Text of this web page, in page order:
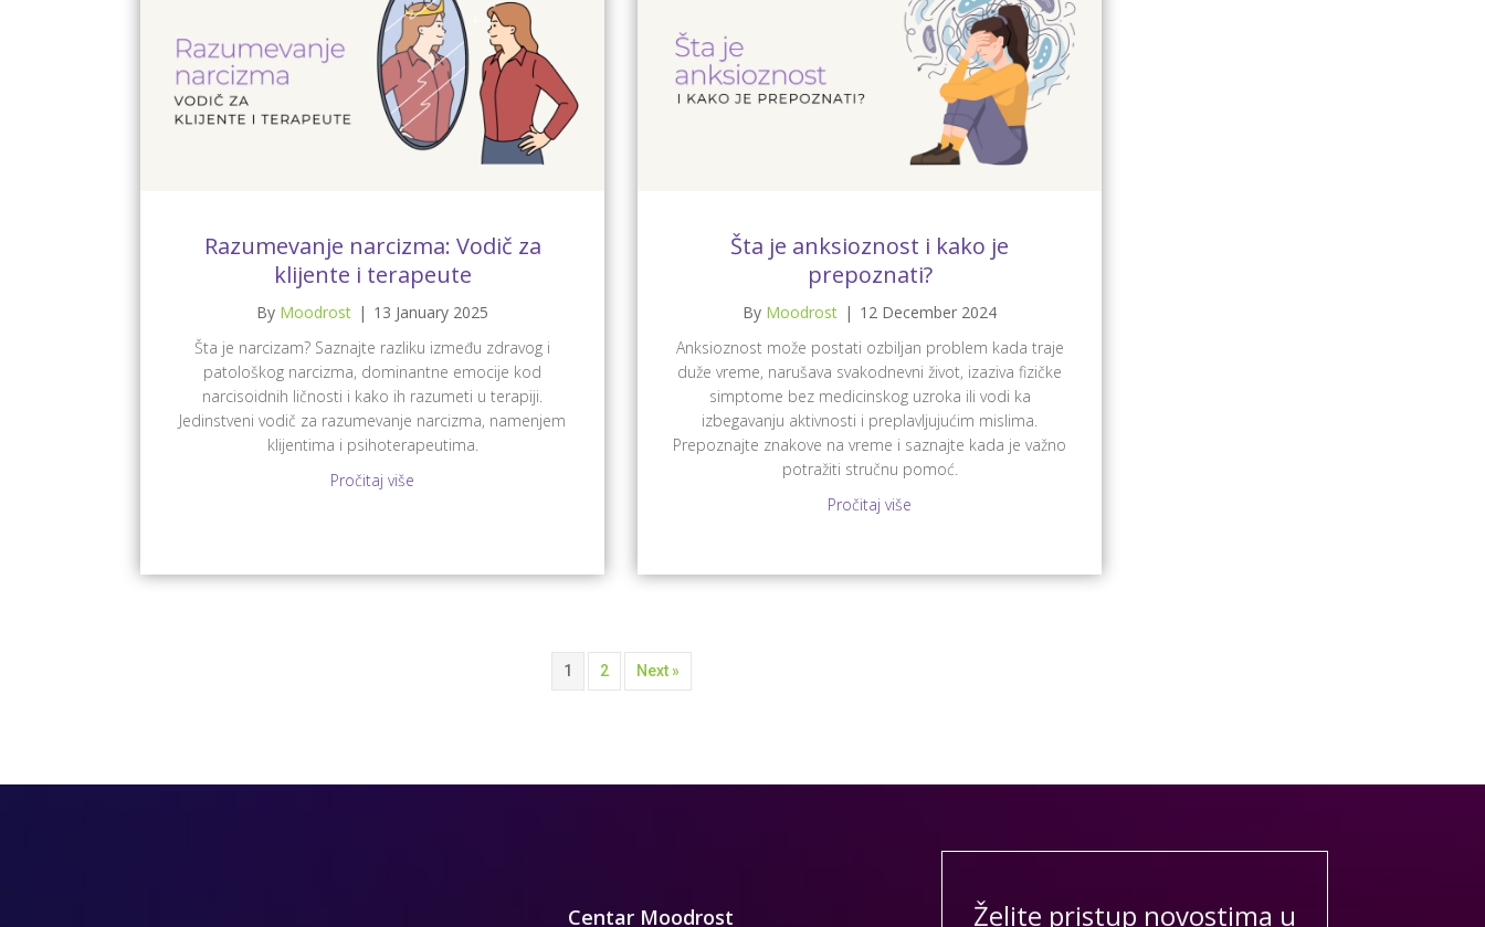
Razumevanje narcizma: Vodič za
klijente i terapeute
By Moodrost | 13 January 2025
Šta je narcizam? Saznajte razliku između zdravog i
patološkog narcizma, dominantne emocije kod
narcisoidnih ličnosti i kako ih razumeti u terapiji.
Jedinstveni vodič za razumevanje narcizma, namenjem
klijentima i psihoterapeutima.
Pročitaj više
Šta je anksioznost i kako je
prepoznati?
By Moodrost | 12 December 2024
Anksioznost može postati ozbiljan problem kada traje
duže vreme, narušava svakodnevni život, izaziva fizičke
simptome bez medicinskog uzroka ili vodi ka
izbegavanju aktivnosti i preplavljujućim mislima.
Prepoznajte znakove na vreme i saznajte kada je važno
potražiti stručnu pomoć.
Pročitaj više
1 2 Next »
Centar Moodrost Želite pristup novostima u